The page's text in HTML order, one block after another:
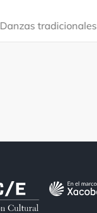
Danzas tradicionales